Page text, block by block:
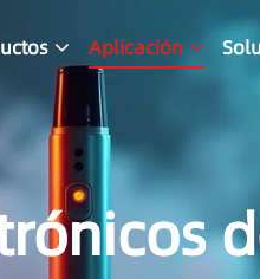
Aplicación